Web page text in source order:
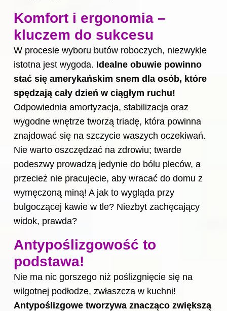
Komfort i ergonomia –
kluczem do sukcesu
W procesie wyboru butów roboczych, niezwykle
istotna jest wygoda. Idealne obuwie powinno
stać się amerykańskim snem dla osób, które
spędzają cały dzień w ciągłym ruchu!
Odpowiednia amortyzacja, stabilizacja oraz
wygodne wnętrze tworzą triadę, która powinna
znajdować się na szczycie waszych oczekiwań.
Nie warto oszczędzać na zdrowiu; twarde
podeszwy prowadzą jedynie do bólu pleców, a
przecież nie pracujecie, aby wracać do domu z
wymęczoną miną! A jak to wygląda przy
bulgoczącej kawie w tle? Niezbyt zachęcający
widok, prawda?
Antypoślizgowość to
podstawa!
Nie ma nic gorszego niż poślizgnięcie się na
wilgotnej podłodze, zwłaszcza w kuchni!
Antypoślizgowe tworzywa znacząco zwiększą